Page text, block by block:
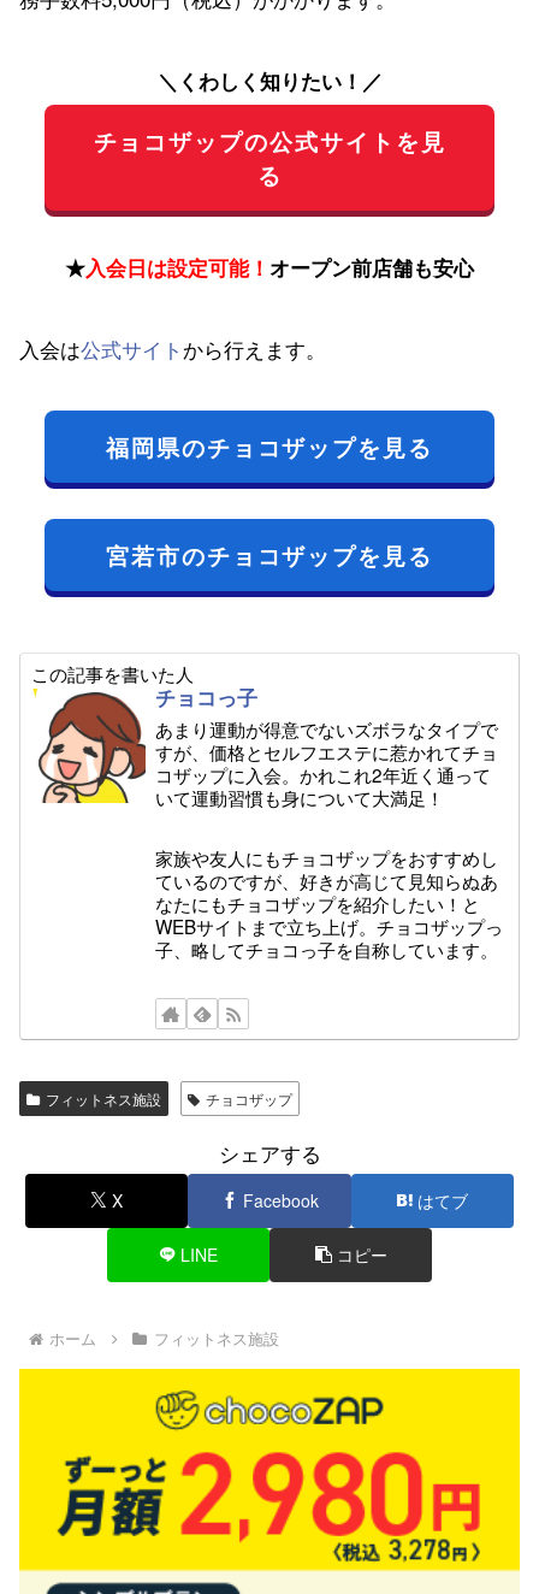
＼くわしく知りたい！／
チョコザップの公式サイトを見
る
★入会日は設定可能！ オープン前店舗も安心
入会は公式サイト から行えます。
福岡県のチョコザップを見る
宮若市のチョコザップを見る
この記事を書いた人
チョコっ子
あまり運動が得意でないズボラなタイプで
すが、価格とセルフエステに惹かれてチョ
コザップに入会。かれこれ2年近く通って
いて運動習慣も身について大満足！
家族や友人にもチョコザップをおすすめし
ているのですが、好きが高じて見知らぬあ
なたにもチョコザップを紹介したい！と
WEBサイトまで立ち上げ。チョコザップっ
子、略してチョコっ子を自称しています。
フィットネス施設 チョコザップ
シェアする
X Facebook はてブ
LINE コピー
ホーム フィットネス施設